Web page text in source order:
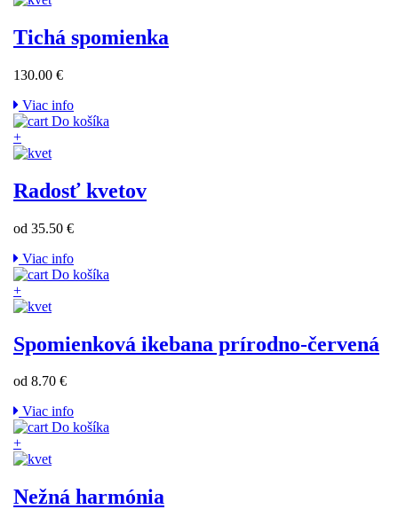
Tichá spomienka
130.00 €
Viac info
Do košíka
+
Radosť kvetov
od 35.50 €
Viac info
Do košíka
+
Spomienková ikebana prírodno-červená
od 8.70 €
Viac info
Do košíka
+
Nežná harmónia